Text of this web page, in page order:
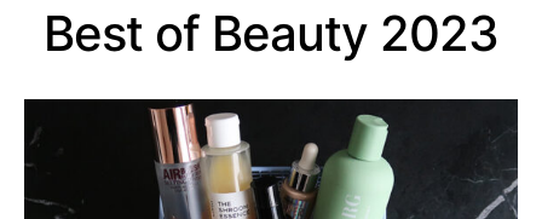
Best of Beauty 2023